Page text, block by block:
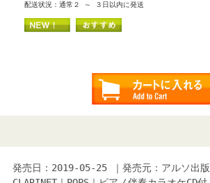
配送状況：通常２ ～ ３日以内に発送
発売日：2019-05-25 ｜発売元：アルソ出版